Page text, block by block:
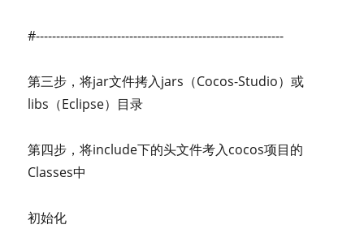
#-------------------------------------------------------------
第三步，将jar文件拷入jars（Cocos-Studio）或
libs（Eclipse）目录
第四步，将include下的头文件考入cocos项目的
Classes中
初始化